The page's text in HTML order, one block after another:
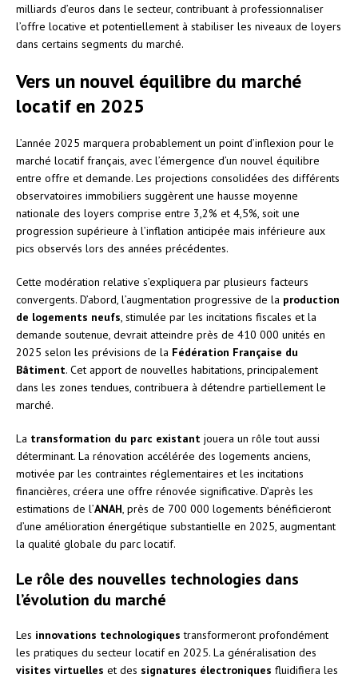
milliards d’euros dans le secteur, contribuant à professionnaliser
l’offre locative et potentiellement à stabiliser les niveaux de loyers
dans certains segments du marché.
Vers un nouvel équilibre du marché
locatif en 2025
L’année 2025 marquera probablement un point d’inflexion pour le
marché locatif français, avec l’émergence d’un nouvel équilibre
entre offre et demande. Les projections consolidées des différents
observatoires immobiliers suggèrent une hausse moyenne
nationale des loyers comprise entre 3,2% et 4,5%, soit une
progression supérieure à l’inflation anticipée mais inférieure aux
pics observés lors des années précédentes.
Cette modération relative s’expliquera par plusieurs facteurs
convergents. D’abord, l’augmentation progressive de la production
de logements neufs , stimulée par les incitations fiscales et la
demande soutenue, devrait atteindre près de 410 000 unités en
2025 selon les prévisions de la Fédération Française du
Bâtiment. Cet apport de nouvelles habitations, principalement
dans les zones tendues, contribuera à détendre partiellement le
marché.
La transformation du parc existant jouera un rôle tout aussi
déterminant. La rénovation accélérée des logements anciens,
motivée par les contraintes réglementaires et les incitations
financières, créera une offre rénovée significative. D’après les
estimations de l’ANAH , près de 700 000 logements bénéficieront
d’une amélioration énergétique substantielle en 2025, augmentant
la qualité globale du parc locatif.
Le rôle des nouvelles technologies dans
l’évolution du marché
Les innovations technologiques transformeront profondément
les pratiques du secteur locatif en 2025. La généralisation des
visites virtuelles et des signatures électroniques fluidifiera les